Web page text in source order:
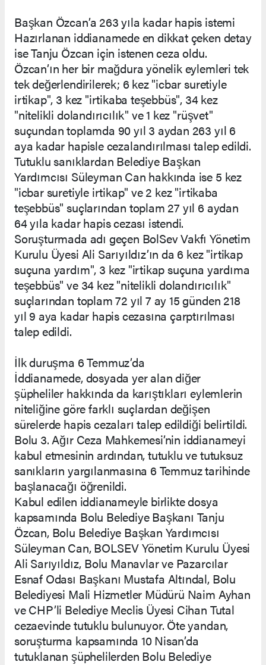
Başkan Özcan’a 263 yıla kadar hapis istemi
Hazırlanan iddianamede en dikkat çeken detay
ise Tanju Özcan için istenen ceza oldu.
Özcan’ın her bir mağdura yönelik eylemleri tek
tek değerlendirilerek; 6 kez "icbar suretiyle
irtikap", 3 kez "irtikaba teşebbüs", 34 kez
"nitelikli dolandırıcılık" ve 1 kez "rüşvet"
suçundan toplamda 90 yıl 3 aydan 263 yıl 6
aya kadar hapisle cezalandırılması talep edildi.
Tutuklu sanıklardan Belediye Başkan
Yardımcısı Süleyman Can hakkında ise 5 kez
"icbar suretiyle irtikap" ve 2 kez "irtikaba
teşebbüs" suçlarından toplam 27 yıl 6 aydan
64 yıla kadar hapis cezası istendi.
Soruşturmada adı geçen BolSev Vakfı Yönetim
Kurulu Üyesi Ali Sarıyıldız’ın da 6 kez "irtikap
suçuna yardım", 3 kez "irtikap suçuna yardıma
teşebbüs" ve 34 kez "nitelikli dolandırıcılık"
suçlarından toplam 72 yıl 7 ay 15 günden 218
yıl 9 aya kadar hapis cezasına çarptırılması
talep edildi.
İlk duruşma 6 Temmuz’da
İddianamede, dosyada yer alan diğer
şüpheliler hakkında da karıştıkları eylemlerin
niteliğine göre farklı suçlardan değişen
sürelerde hapis cezaları talep edildiği belirtildi.
Bolu 3. Ağır Ceza Mahkemesi’nin iddianameyi
kabul etmesinin ardından, tutuklu ve tutuksuz
sanıkların yargılanmasına 6 Temmuz tarihinde
başlanacağı öğrenildi.
Kabul edilen iddianameyle birlikte dosya
kapsamında Bolu Belediye Başkanı Tanju
Özcan, Bolu Belediye Başkan Yardımcısı
Süleyman Can, BOLSEV Yönetim Kurulu Üyesi
Ali Sarıyıldız, Bolu Manavlar ve Pazarcılar
Esnaf Odası Başkanı Mustafa Altındal, Bolu
Belediyesi Mali Hizmetler Müdürü Naim Ayhan
ve CHP’li Belediye Meclis Üyesi Cihan Tutal
cezaevinde tutuklu bulunuyor. Öte yandan,
soruşturma kapsamında 10 Nisan’da
tutuklanan şüphelilerden Bolu Belediye